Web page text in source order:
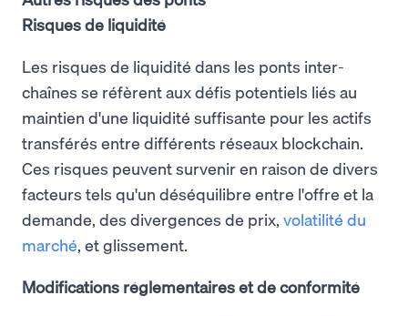
Risques de liquidité
Les risques de liquidité dans les ponts inter-
chaînes se réfèrent aux défis potentiels liés au
maintien d'une liquidité suffisante pour les actifs
transférés entre différents réseaux blockchain.
Ces risques peuvent survenir en raison de divers
facteurs tels qu'un déséquilibre entre l'offre et la
demande, des divergences de prix, volatilité du
marché, et glissement.
Modifications réglementaires et de conformité